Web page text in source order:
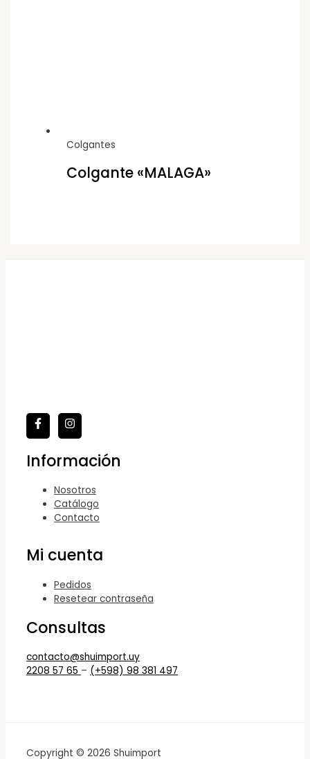
Colgantes
Colgante «MALAGA»
Información
Nosotros
Catálogo
Contacto
Mi cuenta
Pedidos
Resetear contraseña
Consultas
contacto@shuimport.uy
2208 57 65 – (+598) 98 381 497
Copyright © 2026 Shuimport